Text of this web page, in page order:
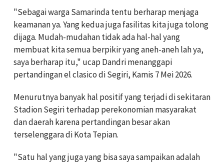
"Sebagai warga Samarinda tentu berharap menjaga
keamanan ya. Yang kedua juga fasilitas kita juga tolong
dijaga. Mudah-mudahan tidak ada hal-hal yang
membuat kita semua berpikir yang aneh-aneh lah ya,
saya berharap itu," ucap Dandri menanggapi
pertandingan el clasico di Segiri, Kamis 7 Mei 2026.
Menurutnya banyak hal positif yang terjadi di sekitaran
Stadion Segiri terhadap perekonomian masyarakat
dan daerah karena pertandingan besar akan
terselenggara di Kota Tepian.
"Satu hal yang juga yang bisa saya sampaikan adalah